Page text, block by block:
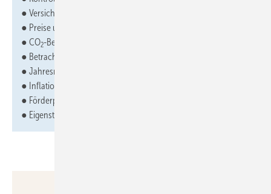
● Versicherungen
● Preise und Preisentwicklung der Energieträger
● CO2-Bepreisung
● Betrachtungszeitraum, Lebenserwartung von Technik
● Jahresnutzungsgrade / Jahresarbeitszahl
● Inflation / Teuerung / Eigenkapitalverzinsung / Kreditzinsen
● Förderprogramme
● Eigenstromnutzung